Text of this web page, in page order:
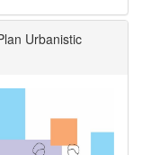
Urbanistic